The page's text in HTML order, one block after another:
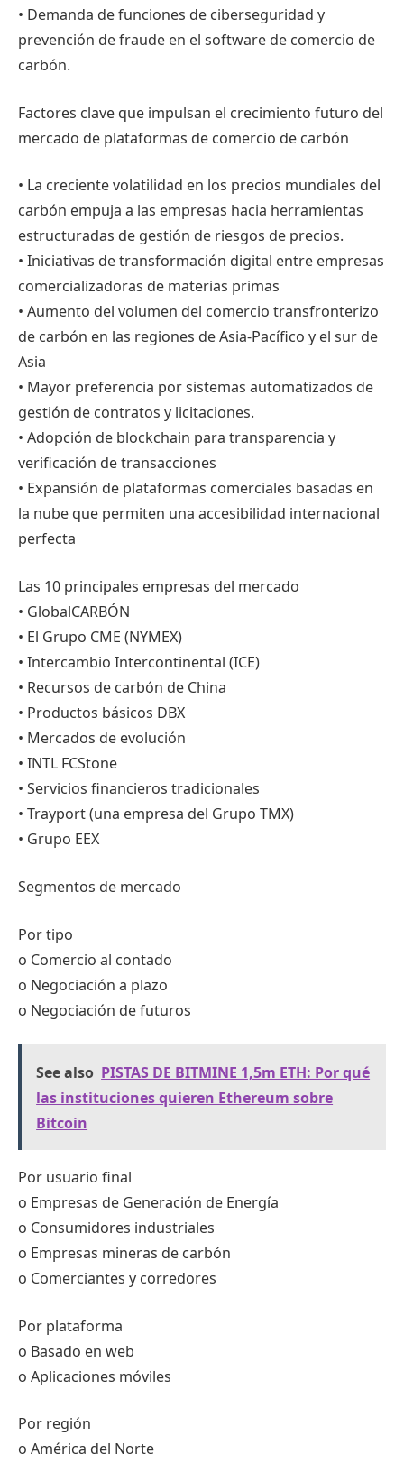
• Demanda de funciones de ciberseguridad y
prevención de fraude en el software de comercio de
carbón.
Factores clave que impulsan el crecimiento futuro del
mercado de plataformas de comercio de carbón
• La creciente volatilidad en los precios mundiales del
carbón empuja a las empresas hacia herramientas
estructuradas de gestión de riesgos de precios.
• Iniciativas de transformación digital entre empresas
comercializadoras de materias primas
• Aumento del volumen del comercio transfronterizo
de carbón en las regiones de Asia-Pacífico y el sur de
Asia
• Mayor preferencia por sistemas automatizados de
gestión de contratos y licitaciones.
• Adopción de blockchain para transparencia y
verificación de transacciones
• Expansión de plataformas comerciales basadas en
la nube que permiten una accesibilidad internacional
perfecta
Las 10 principales empresas del mercado
• GlobalCARBÓN
• El Grupo CME (NYMEX)
• Intercambio Intercontinental (ICE)
• Recursos de carbón de China
• Productos básicos DBX
• Mercados de evolución
• INTL FCStone
• Servicios financieros tradicionales
• Trayport (una empresa del Grupo TMX)
• Grupo EEX
Segmentos de mercado
Por tipo
o Comercio al contado
o Negociación a plazo
o Negociación de futuros
See also PISTAS DE BITMINE 1,5m ETH: Por qué
las instituciones quieren Ethereum sobre
Bitcoin
Por usuario final
o Empresas de Generación de Energía
o Consumidores industriales
o Empresas mineras de carbón
o Comerciantes y corredores
Por plataforma
o Basado en web
o Aplicaciones móviles
Por región
o América del Norte